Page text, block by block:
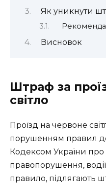
Як уникнути
Висновок
Штраф за
світло
Проїзд на червоне
порушенням правил
Кодексом України про
правопорушення,
правило, підлягають